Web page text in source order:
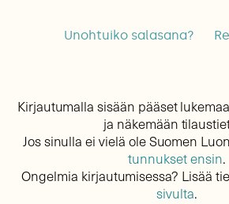
Unohtuiko salasana?
Kirjautumalla sisään pääset
ja näkemään
Jos sinulla ei vielä ole Suomen
tunnukset ensin.
Ongelmia kirjautumisessa? Lisää
sivulta.